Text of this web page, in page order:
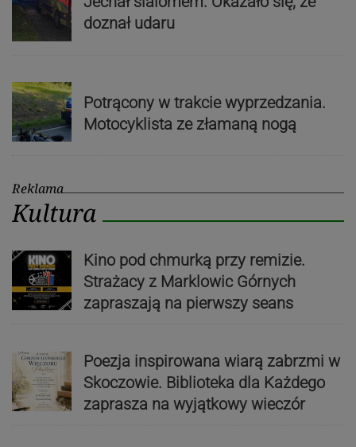
doznał udaru
Potrącony w trakcie wyprzedzania.
Motocyklista ze złamaną nogą
Reklama
Kultura
Kino pod chmurką przy remizie.
Strażacy z Marklowic Górnych
zapraszają na pierwszy seans
Poezja inspirowana wiarą zabrzmi w
Skoczowie. Biblioteka dla Każdego
zaprasza na wyjątkowy wieczór